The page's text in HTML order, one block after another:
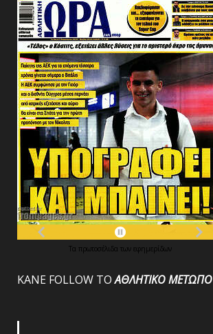
Τα πρωτοσέλιδα των εφημερίδων
ΚΑΝΕ FOLLOW ΤΟΑΘΛΗΤΙΚΟΜΕΤΩΠΟ